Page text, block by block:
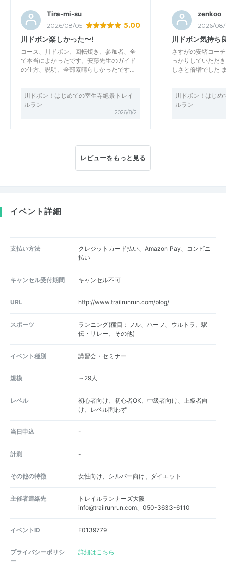
Tira-mi-su
2026/08/05 5.00
川ドボン楽しかった〜!
コース、川ドボン、回転焼き、参加者、全
て本当によかったです。安藤先生のガイド
の仕方、説明、全部素晴らしかったです…
川ドボン！はじめての室生寺絶景トレイ
ルラン
2026/8/2
zenkoo
2026/
川ドボン気持ち
さすがの安堵コー
っかりしていただ
しさと倍増でした
川ドボン！はじ
ルラン
レビューをもっと見る
イベント詳細
支払い方法
クレジットカード払い、Amazon Pay、コンビニ
払い
キャンセル受付期間 キャンセル不可
URL http://www.trailrunrun.com/blog/
スポーツ
ランニング(種目：フル、ハーフ、ウルトラ、駅
伝・リレー、その他)
イベント種別 講習会・セミナー
規模 ～29人
レベル
初心者向け、初心者OK、中級者向け、上級者向
け、レベル問わず
当日申込 -
計測 -
その他の特徴 女性向け、シルバー向け、ダイエット
主催者連絡先
トレイルランナーズ大阪
info@trailrunrun.com、050-3633-6110
イベントID E0139779
プライバシーポリシ
ー
詳細はこちら